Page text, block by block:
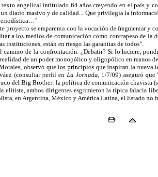
angelical intitulado 64 años creyendo en el país y
un diario masivo y de calidad... Que privilegia la
proyecto se emparenta con la vocación de fragmentar
a los medios de comunicación como contrapeso de
instituciones, están en riesgo las garantías de todos".
de la confrontación. ¿Debatir? Si lo hiciere,
de un poder monopólico y oligopólico en manos
observó que los principios que inspiran la
(consultar perfil en La Jornada, 1/7/09) aseguró
del Big Brother: la política de comunicación chavista
elitista, ambos dirigentes esgrimieron la típica falacia
en Argentina, México y América Latina, el Estado no